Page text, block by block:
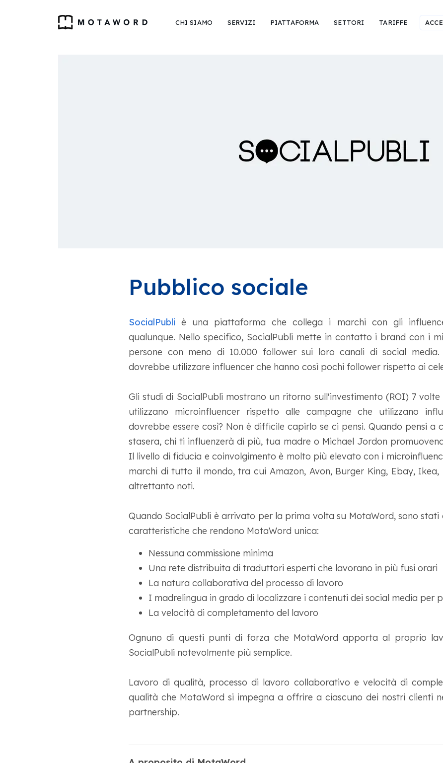
CHI SIAMO SERVIZI PIATTAFORMA SETTORI TARIFFE
Pubblico sociale
SocialPubli è una piattaforma che collega i marchi con gli
qualunque. Nello specifico, SocialPubli mette in contatto i brand con i
persone con meno di 10.000 follower sui loro canali di social
dovrebbe utilizzare influencer che hanno così pochi follower rispetto ai
Gli studi di SocialPubli mostrano un ritorno sull'investimento (ROI) 7
utilizzano microinfluencer rispetto alle campagne che utilizzano
dovrebbe essere così? Non è difficile capirlo se ci pensi. Quando pensi a
stasera, chi ti influenzerà di più, tua madre o Michael Jordon
Il livello di fiducia e coinvolgimento è molto più elevato con i
marchi di tutto il mondo, tra cui Amazon, Avon, Burger King, Ebay,
altrettanto noti.
Quando SocialPubli è arrivato per la prima volta su MotaWord, sono
caratteristiche che rendono MotaWord unica:
Nessuna commissione minima
Una rete distribuita di traduttori esperti che lavorano in più fusi orari
La natura collaborativa del processo di lavoro
I madrelingua in grado di localizzare i contenuti dei social media per
La velocità di completamento del lavoro
Ognuno di questi punti di forza che MotaWord apporta al proprio
SocialPubli notevolmente più semplice.
Lavoro di qualità, processo di lavoro collaborativo e velocità di
qualità che MotaWord si impegna a offrire a ciascuno dei nostri clienti
partnership.